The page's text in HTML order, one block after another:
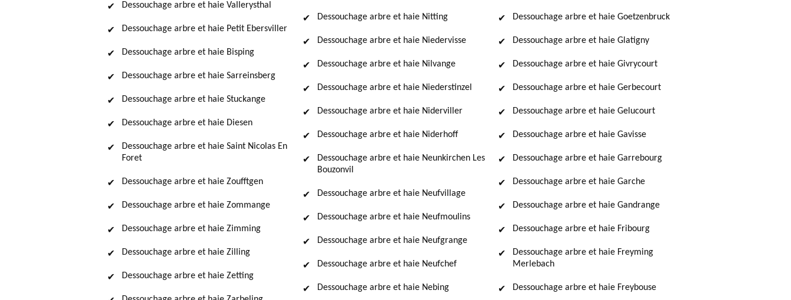
Dessouchage arbre et haie Vallerysthal
Dessouchage arbre et haie Petit Ebersviller
Dessouchage arbre et haie Bisping
Dessouchage arbre et haie Sarreinsberg
Dessouchage arbre et haie Stuckange
Dessouchage arbre et haie Diesen
Dessouchage arbre et haie Saint Nicolas En
Foret
Dessouchage arbre et haie Zoufftgen
Dessouchage arbre et haie Zommange
Dessouchage arbre et haie Zimming
Dessouchage arbre et haie Zilling
Dessouchage arbre et haie Zetting
Dessouchage arbre et haie Nitting
Dessouchage arbre et haie Niedervisse
Dessouchage arbre et haie Nilvange
Dessouchage arbre et haie Niederstinzel
Dessouchage arbre et haie Niderviller
Dessouchage arbre et haie Niderhoff
Dessouchage arbre et haie Neunkirchen Les
Bouzonvil
Dessouchage arbre et haie Neufvillage
Dessouchage arbre et haie Neufmoulins
Dessouchage arbre et haie Neufgrange
Dessouchage arbre et haie Neufchef
Dessouchage arbre et haie Nebing
Dessouchage arbre et haie Goetzenbruck
Dessouchage arbre et haie Glatigny
Dessouchage arbre et haie Givrycourt
Dessouchage arbre et haie Gerbecourt
Dessouchage arbre et haie Gelucourt
Dessouchage arbre et haie Gavisse
Dessouchage arbre et haie Garrebourg
Dessouchage arbre et haie Garche
Dessouchage arbre et haie Gandrange
Dessouchage arbre et haie Fribourg
Dessouchage arbre et haie Freyming
Merlebach
Dessouchage arbre et haie Freybouse